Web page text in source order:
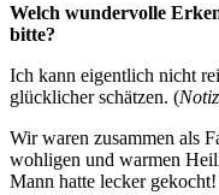
Welch wundervolle
bitte?
Ich kann eigentlich nicht
glücklicher schätzen. (
Wir waren zusammen als
wohligen und warmen
Mann hatte lecker gekocht!